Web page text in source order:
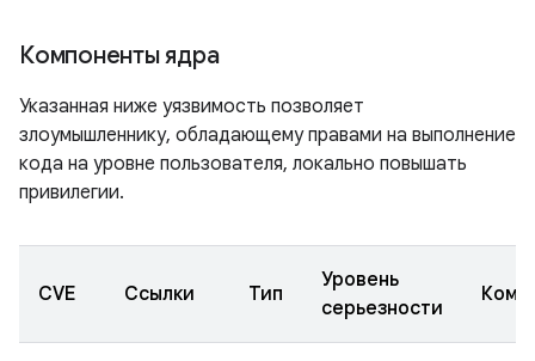
Компоненты ядра
Указанная ниже уязвимость позволяет
злоумышленнику, обладающему правами на выполнение
кода на уровне пользователя, локально повышать
привилегии.
CVE Ссылки Тип
Уровень
серьезности